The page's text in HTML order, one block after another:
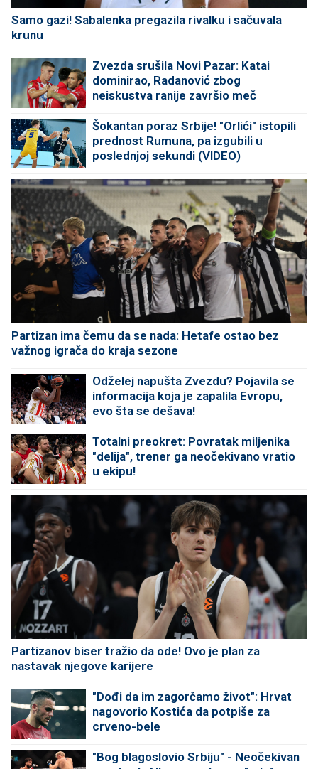
Samo gazi! Sabalenka pregazila rivalku i sačuvala
krunu
Zvezda srušila Novi Pazar: Katai
dominirao, Radanović zbog
neiskustva ranije završio meč
Šokantan poraz Srbije! "Orlići" istopili
prednost Rumuna, pa izgubili u
poslednjoj sekundi (VIDEO)
Partizan ima čemu da se nada: Hetafe ostao bez
važnog igrača do kraja sezone
Odželej napušta Zvezdu? Pojavila se
informacija koja je zapalila Evropu,
evo šta se dešava!
Totalni preokret: Povratak miljenika
"delija", trener ga neočekivano vratio
u ekipu!
Partizanov biser tražio da ode! Ovo je plan za
nastavak njegove karijere
"Dođi da im zagorčamo život": Hrvat
nagovorio Kostića da potpiše za
crveno-bele
"Bog blagoslovio Srbiju" - Neočekivan